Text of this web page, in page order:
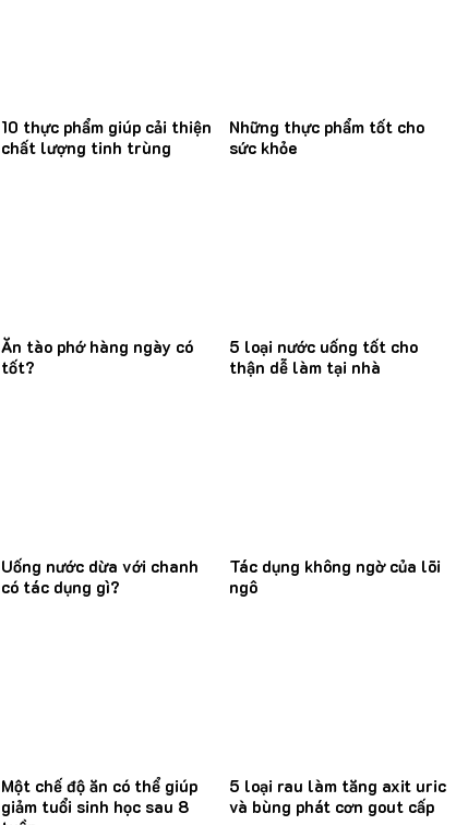
10 thực phẩm giúp cải thiện
chất lượng tinh trùng
Những thực phẩm tốt cho
sức khỏe
Ăn tào phớ hàng ngày có
tốt?
5 loại nước uống tốt cho
thận dễ làm tại nhà
Uống nước dừa với chanh
có tác dụng gì?
Tác dụng không ngờ của lõi
ngô
Một chế độ ăn có thể giúp
giảm tuổi sinh học sau 8
5 loại rau làm tăng axit uric
và bùng phát cơn gout cấp